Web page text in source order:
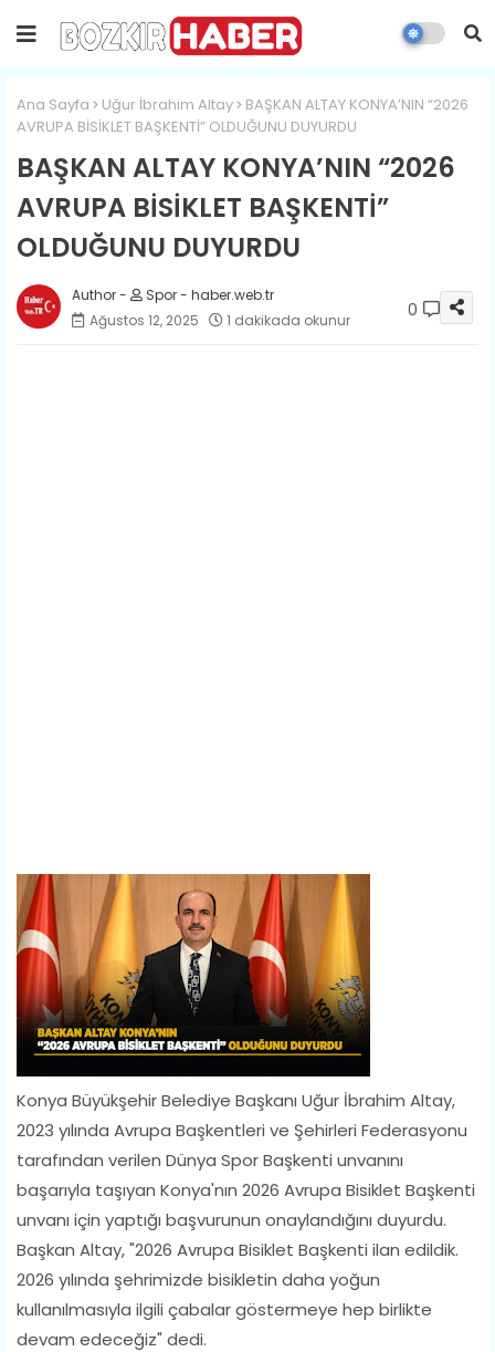
Ana Sayfa Uğur İbrahim Altay
BAŞKAN ALTAY KONYA’NIN “2026
AVRUPA BİSİKLET BAŞKENTİ” OLDUĞUNU DUYURDU
BAŞKAN ALTAY KONYA’NIN “2026
AVRUPA BİSİKLET BAŞKENTİ”
OLDUĞUNU DUYURDU
Spor - haber.web.tr
Ağustos 12, 2025
1 dakikada okunur 0
Konya Büyükşehir Belediye Başkanı Uğur İbrahim Altay,
2023 yılında Avrupa Başkentleri ve Şehirleri Federasyonu
tarafından verilen Dünya Spor Başkenti unvanını
başarıyla taşıyan Konya'nın 2026 Avrupa Bisiklet Başkenti
unvanı için yaptığı başvurunun onaylandığını duyurdu.
Başkan Altay, "2026 Avrupa Bisiklet Başkenti ilan edildik.
2026 yılında şehrimizde bisikletin daha yoğun
kullanılmasıyla ilgili çabalar göstermeye hep birlikte
devam edeceğiz" dedi.